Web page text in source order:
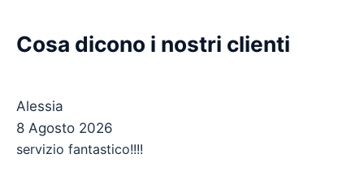
Cosa dicono i nostri clienti
Alessia
8 Agosto 2026
servizio fantastico!!!!